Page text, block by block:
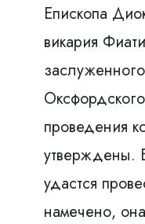
Епископа
викария
проведения
утверждены.
удастся
намечено,